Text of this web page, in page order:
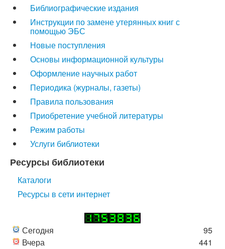
Библиографические издания
Инструкции по замене утерянных книг с
помощью ЭБС
Новые поступления
Основы информационной культуры
Оформление научных работ
Периодика (журналы, газеты)
Правила пользования
Приобретение учебной литературы
Режим работы
Услуги библиотеки
Ресурсы библиотеки
Каталоги
Ресурсы в сети интернет
Сегодня
Вчера
95
441